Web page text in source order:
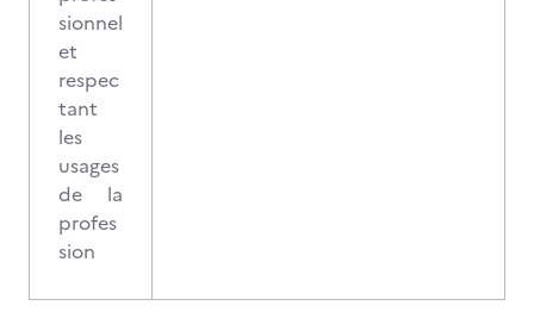
sionnel
et
respec
tant
les
usages
de la
profes
sion